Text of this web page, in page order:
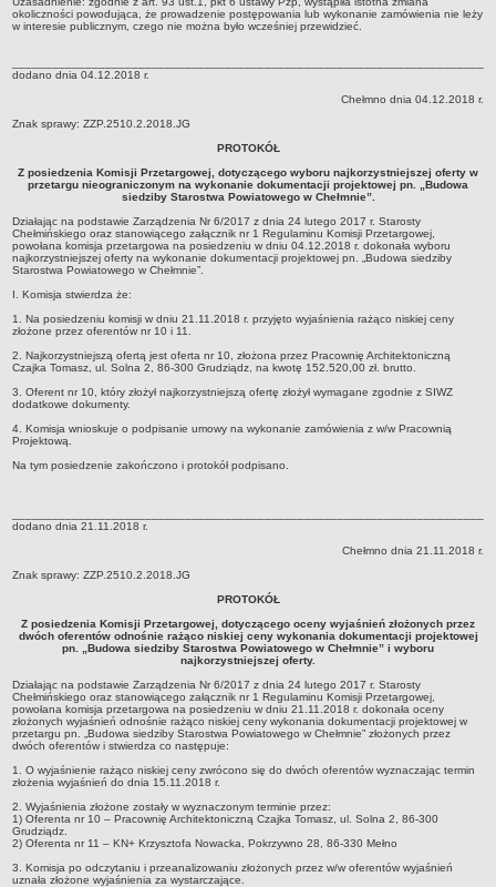
INFORMACJE
Inwestycje celu publicznego z zakresu łączności publicznej
NIEODPŁATNA POMOC PRAWNA
PLAN POSTĘPOWAŃ O UDZIELENIE ZAMÓWIEŃ
ŚRODOWISKO
Programy
Karty informacyjne SIOS
Informacja publiczna
Informacje o środowisku
Zgłoszenia instalacji wytwarzających pola elektromagnetyczne
Oświadczenia majątkowe
Skład Rady Powiatu
Komisje Rady Powiatu
Jednostki organizacyjne
WYBORY SAMORZĄDOWE 2018
SPRAWY DO ZAŁATWIENIA
Wydział Komunikacji i Transportu
Wydział Administracji Architektoniczno-Budowlanej i Środowiska
Wydział Oświaty, Zdrowia, Kultury i Sportu
Powiatowy Zespół Do Spraw Orzekania o Niepełnosprawności
Powiatowe Centrum Pomocy Rodzinie
PRAWO LOKALNE
Statut
Uchwały
okoliczności powodująca, że prowadzenie postępowania lub wykonanie zamówienia nie leży
w interesie publicznym, czego nie można było wcześniej przewidzieć.
dodano dnia 04.12.2018 r.
Chełmno dnia 04.12.2018 r.
Znak sprawy: ZZP.2510.2.2018.JG
PROTOKÓŁ
Z posiedzenia Komisji Przetargowej, dotyczącego wyboru najkorzystniejszej oferty w
przetargu nieograniczonym na wykonanie dokumentacji projektowej pn. „Budowa
siedziby Starostwa Powiatowego w Chełmnie”.
Działając na podstawie Zarządzenia Nr 6/2017 z dnia 24 lutego 2017 r. Starosty
Chełmińskiego oraz stanowiącego załącznik nr 1 Regulaminu Komisji Przetargowej,
powołana komisja przetargowa na posiedzeniu w dniu 04.12.2018 r. dokonała wyboru
najkorzystniejszej oferty na wykonanie dokumentacji projektowej pn. „Budowa siedziby
Starostwa Powiatowego w Chełmnie”.
I. Komisja stwierdza że:
1. Na posiedzeniu komisji w dniu 21.11.2018 r. przyjęto wyjaśnienia rażąco niskiej ceny
złożone przez oferentów nr 10 i 11.
2. Najkorzystniejszą ofertą jest oferta nr 10, złożona przez Pracownię Architektoniczną
Czajka Tomasz, ul. Solna 2, 86-300 Grudziądz, na kwotę 152.520,00 zł. brutto.
3. Oferent nr 10, który złożył najkorzystniejszą ofertę złożył wymagane zgodnie z SIWZ
dodatkowe dokumenty.
4. Komisja wnioskuje o podpisanie umowy na wykonanie zamówienia z w/w Pracownią
Projektową.
Na tym posiedzenie zakończono i protokół podpisano.
dodano dnia 21.11.2018 r.
Chełmno dnia 21.11.2018 r.
Znak sprawy: ZZP.2510.2.2018.JG
PROTOKÓŁ
Z posiedzenia Komisji Przetargowej, dotyczącego oceny wyjaśnień złożonych przez
dwóch oferentów odnośnie rażąco niskiej ceny wykonania dokumentacji projektowej
pn. „Budowa siedziby Starostwa Powiatowego w Chełmnie” i wyboru
najkorzystniejszej oferty.
Działając na podstawie Zarządzenia Nr 6/2017 z dnia 24 lutego 2017 r. Starosty
Chełmińskiego oraz stanowiącego załącznik nr 1 Regulaminu Komisji Przetargowej,
powołana komisja przetargowa na posiedzeniu w dniu 21.11.2018 r. dokonała oceny
złożonych wyjaśnień odnośnie rażąco niskiej ceny wykonania dokumentacji projektowej w
przetargu pn. „Budowa siedziby Starostwa Powiatowego w Chełmnie” złożonych przez
dwóch oferentów i stwierdza co następuje:
1. O wyjaśnienie rażąco niskiej ceny zwrócono się do dwóch oferentów wyznaczając termin
złożenia wyjaśnień do dnia 15.11.2018 r.
2. Wyjaśnienia złożone zostały w wyznaczonym terminie przez:
1) Oferenta nr 10 – Pracownię Architektoniczną Czajka Tomasz, ul. Solna 2, 86-300
Grudziądz.
2) Oferenta nr 11 – KN+ Krzysztofa Nowacka, Pokrzywno 28, 86-330 Mełno
3. Komisja po odczytaniu i przeanalizowaniu złożonych przez w/w oferentów wyjaśnień
uznała złożone wyjaśnienia za wystarczające.